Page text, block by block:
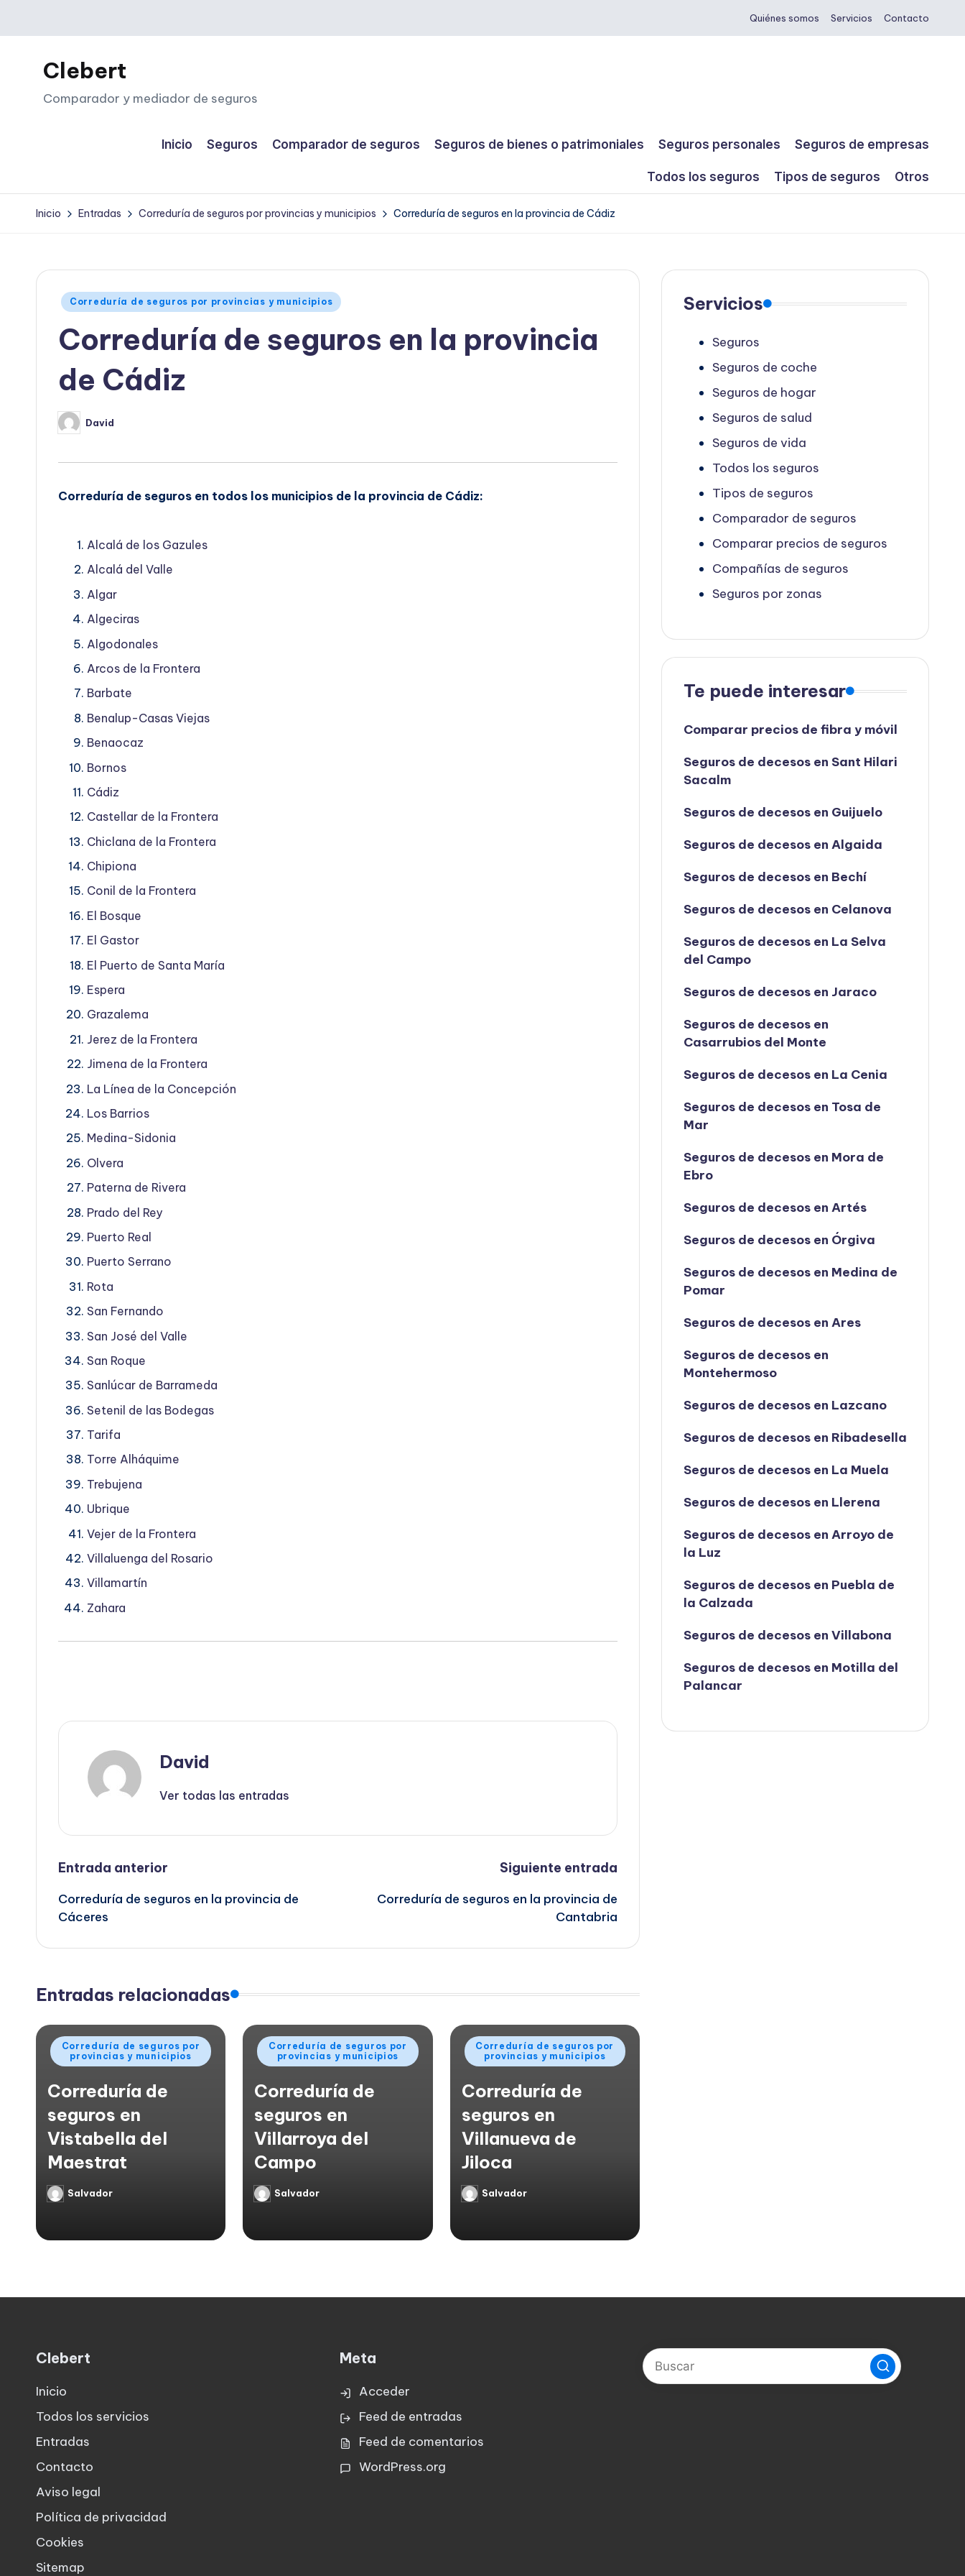
Saltar
contenido
Quiénes somos Servicios Contacto
Clebert
Comparador y mediador de seguros
Inicio Seguros Comparador de seguros Seguros de bienes o patrimoniales Seguros personales Seguros de empresas
Todos los seguros Tipos de seguros Otros
Inicio Entradas Correduría de seguros por provincias y municipios Correduría de seguros en la provincia de Cádiz
Publicado
Correduría de seguros por provincias y municipios
Correduría de seguros en la provincia
de Cádiz
Publicado
por
David
Correduría de seguros en todos los municipios de la provincia de Cádiz:
Alcalá de los Gazules
Alcalá del Valle
Algar
Algeciras
Algodonales
Arcos de la Frontera
Barbate
Benalup-Casas Viejas
Benaocaz
Bornos
Cádiz
Castellar de la Frontera
Chiclana de la Frontera
Chipiona
Conil de la Frontera
El Bosque
El Gastor
El Puerto de Santa María
Espera
Grazalema
Jerez de la Frontera
Jimena de la Frontera
La Línea de la Concepción
Los Barrios
Medina-Sidonia
Olvera
Paterna de Rivera
Prado del Rey
Puerto Real
Puerto Serrano
Rota
San Fernando
San José del Valle
San Roque
Sanlúcar de Barrameda
Setenil de las Bodegas
Tarifa
Torre Alháquime
Trebujena
Ubrique
Vejer de la Frontera
Villaluenga del Rosario
Villamartín
Zahara
David
Ver todas las entradas
Navegación
de
entradas
Entrada anterior
Correduría de seguros en la provincia de
Cáceres
Siguiente entrada
Correduría de seguros en la provincia de
Cantabria
Entradas relacionadas
Publicado
en
Correduría de seguros por
provincias y municipios
Correduría de
seguros en
Vistabella del
Maestrat
Publicado
Salvador
Publicado
en
Correduría de seguros por
provincias y municipios
Correduría de
seguros en
Villarroya del
Campo
Publicado
Salvador
Publicado
en
Correduría de seguros por
provincias y municipios
Correduría de
seguros en
Villanueva de
Jiloca
Publicado
Salvador
Servicios
Seguros
Seguros de coche
Seguros de hogar
Seguros de salud
Seguros de vida
Todos los seguros
Tipos de seguros
Comparador de seguros
Comparar precios de seguros
Compañías de seguros
Seguros por zonas
Te puede interesar
Comparar precios de fibra y móvil
Seguros de decesos en Sant Hilari
Sacalm
Seguros de decesos en Guijuelo
Seguros de decesos en Algaida
Seguros de decesos en Bechí
Seguros de decesos en Celanova
Seguros de decesos en La Selva
del Campo
Seguros de decesos en Jaraco
Seguros de decesos en
Casarrubios del Monte
Seguros de decesos en La Cenia
Seguros de decesos en Tosa de
Mar
Seguros de decesos en Mora de
Ebro
Seguros de decesos en Artés
Seguros de decesos en Órgiva
Seguros de decesos en Medina de
Pomar
Seguros de decesos en Ares
Seguros de decesos en
Montehermoso
Seguros de decesos en Lazcano
Seguros de decesos en Ribadesella
Seguros de decesos en La Muela
Seguros de decesos en Llerena
Seguros de decesos en Arroyo de
la Luz
Seguros de decesos en Puebla de
la Calzada
Seguros de decesos en Villabona
Seguros de decesos en Motilla del
Palancar
Clebert
Inicio
Todos los servicios
Entradas
Contacto
Aviso legal
Política de privacidad
Cookies
Sitemap
Meta
Acceder
Feed de entradas
Feed de comentarios
WordPress.org